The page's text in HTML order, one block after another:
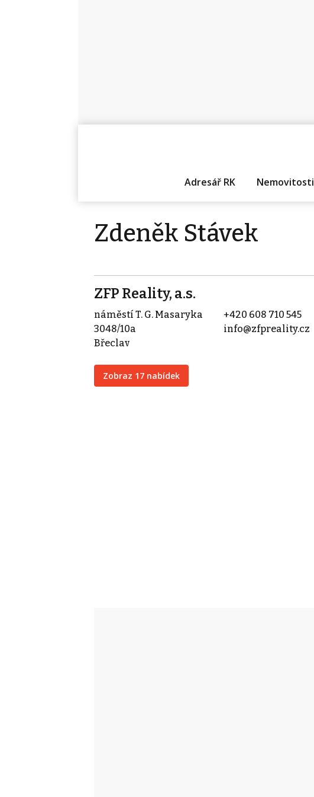
Adresář RK Nemovitosti
Zdeněk Stávek
ZFP Reality, a.s.
náměstí T. G. Masaryka
3048/10a
Břeclav
Zobraz 17 nabídek
+420 608 710 545
info@zfpreality.cz